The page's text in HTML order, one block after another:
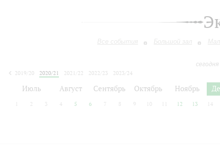
Все события Большой зал
2019/20
2020/21 2021/22 2022/23
2023/24
Июль Август Сентябрь Октябрь Ноябрь
2 3 4 5 6 7 8 9 10 12 13 14